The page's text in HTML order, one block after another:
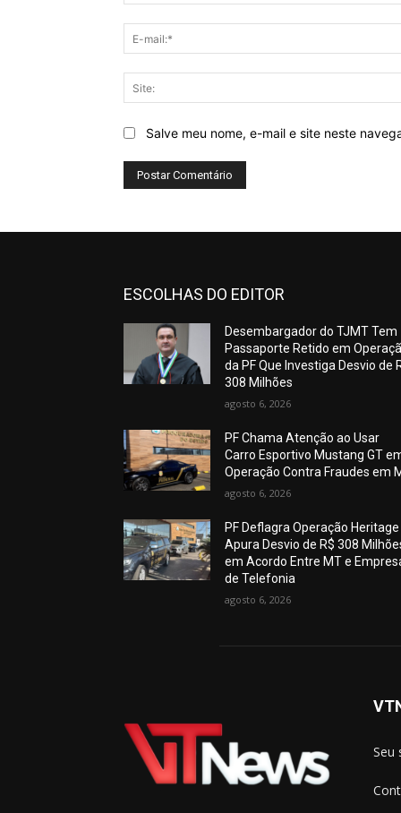
Salve meu nome, e-mail e site neste
ESCOLHAS DO EDITOR
Desembargador do TJMT Tem
Passaporte Retido em
da PF Que Investiga Desvio de
308 Milhões
agosto 6, 2026
PF Chama Atenção ao Usar
Carro Esportivo Mustang GT
Operação Contra Fraudes em
agosto 6, 2026
PF Deflagra Operação
Apura Desvio de R$ 308
em Acordo Entre MT e
de Telefonia
agosto 6, 2026
Seu